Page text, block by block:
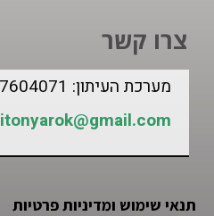
צרו קשר
מערכת העיתון: 09-7604071
itonyarok@gmail.com
תנאי שימוש ומדיניות פרטיות